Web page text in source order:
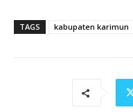
TAGS kabupaten karimun